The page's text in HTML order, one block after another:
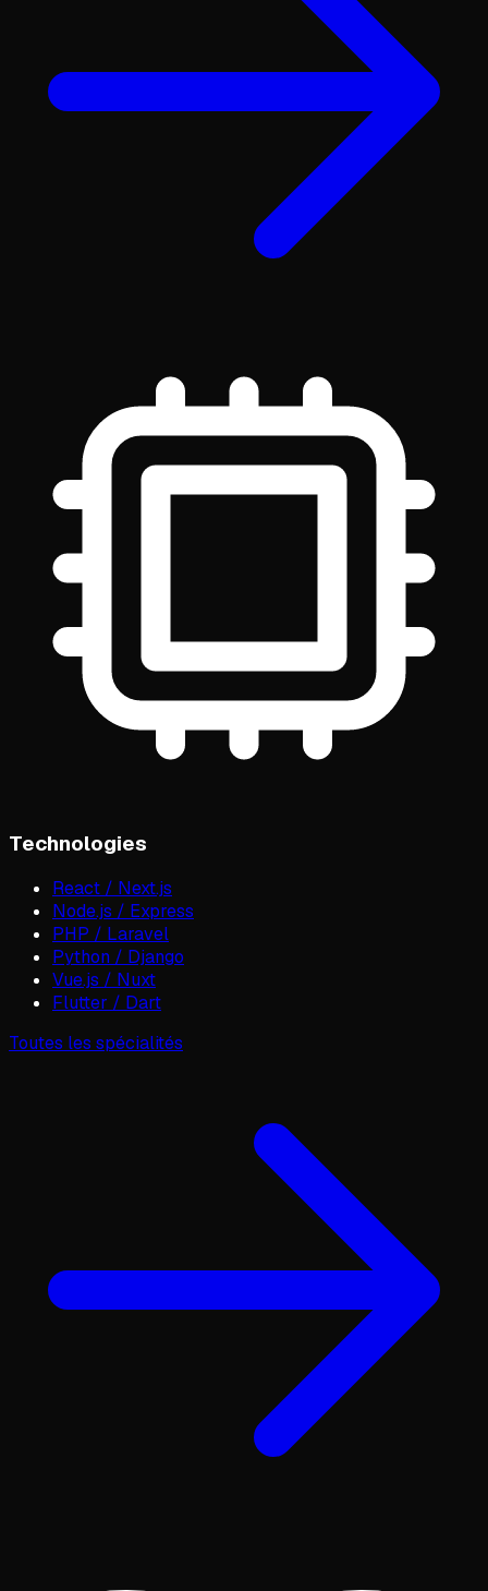
Technologies
React / Next.js
Node.js / Express
PHP / Laravel
Python / Django
Vue.js / Nuxt
Flutter / Dart
Toutes les spécialités